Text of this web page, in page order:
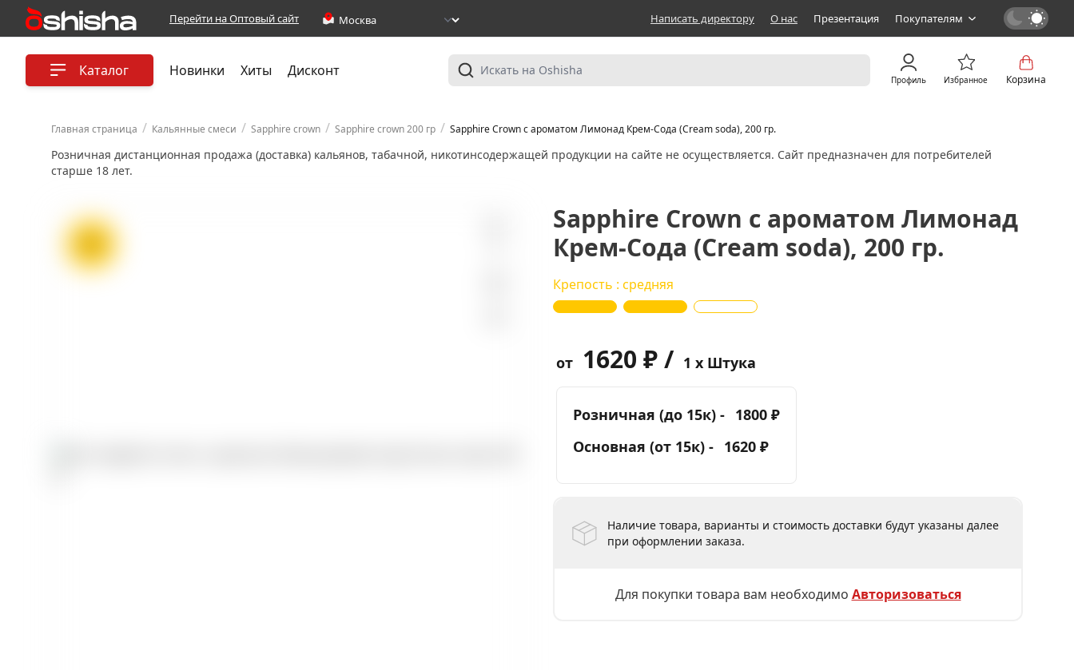
Перейти на Оптовый сайт Написать директору О нас Презентация Покупателям
Каталог Новинки Хиты Дисконт
Профиль Избранное Корзина
Главная страница / Кальянные смеси / Sapphire crown / Sapphire crown 200 гр / Sapphire Crown с ароматом Лимонад Крем-Сода (Cream soda), 200 гр.
Розничная дистанционная продажа (доставка) кальянов, табачной, никотинсодержащей продукции на сайте не осуществляется. Сайт предназначен для потребителей
старше 18 лет.
Sapphire Crown с ароматом Лимонад
Крем-Сода (Cream soda), 200 гр.
Крепость : средняя
от 1620 ₽ / 1 x Штука
Розничная (до 15к) - 1800 ₽
Основная (от 15к) - 1620 ₽
Наличие товара, варианты и стоимость доставки будут указаны далее
при оформлении заказа.
Для покупки товара вам необходимо Авторизоваться